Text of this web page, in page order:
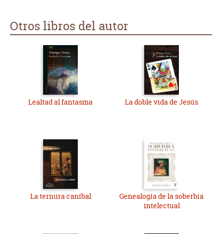
Otros libros del autor
Lealtad al fantasma La doble vida de Jesús
La ternura caníbal
Genealogía de la soberbia
intelectual